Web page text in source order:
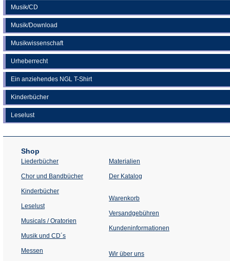
Musik/CD
Musik/Download
Musikwissenschaft
Urheberrecht
Ein anziehendes NGL T-Shirt
Kinderbücher
Leselust
Shop
Liederbücher
Chor und Bandbücher
Kinderbücher
Leselust
Musicals / Oratorien
Musik und CD´s
Messen
Materialien
Der Katalog
Warenkorb
Versandgebühren
Kundeninformationen
Wir über uns